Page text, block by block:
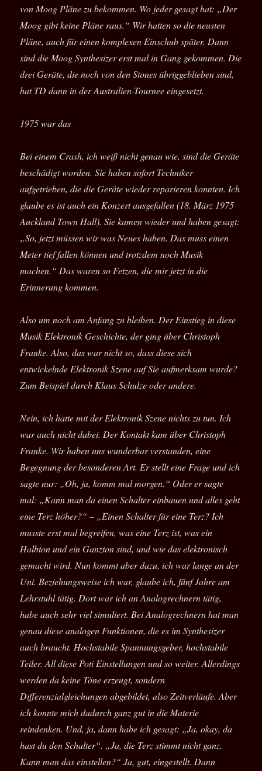
von Moog Pläne zu bekommen. Wo jeder gesagt hat: „Der
Moog gibt keine Pläne raus.“ Wir hatten so die neusten
Pläne, auch für einen komplexen Einschub später. Dann
sind die Moog Synthesizer erst mal in Gang gekommen. Die
drei Geräte, die noch von den Stones übriggeblieben sind,
hat TD dann in der Australien-Tournee eingesetzt.
1975 war das
Bei einem Crash, ich weiß nicht genau wie, sind die Geräte
beschädigt worden. Sie haben sofort Techniker
aufgetrieben, die die Geräte wieder reparieren konnten. Ich
glaube es ist auch ein Konzert ausgefallen (18. März 1975
Auckland Town Hall). Sie kamen wieder und haben gesagt:
„So, jetzt müssen wir was Neues haben. Das muss einen
Meter tief fallen können und trotzdem noch Musik
machen.“ Das waren so Fetzen, die mir jetzt in die
Erinnerung kommen.
Also um noch am Anfang zu bleiben. Der Einstieg in diese
Musik Elektronik Geschichte, der ging über Christoph
Franke. Also, das war nicht so, dass diese sich
entwickelnde Elektronik Szene auf Sie aufmerksam wurde?
Zum Beispiel durch Klaus Schulze oder andere.
Nein, ich hatte mit der Elektronik Szene nichts zu tun. Ich
war auch nicht dabei. Der Kontakt kam über Christoph
Franke. Wir haben uns wunderbar verstanden, eine
Begegnung der besonderen Art. Er stellt eine Frage und ich
sagte nur: „Oh, ja, komm mal morgen.“ Oder er sagte
mal: „Kann man da einen Schalter einbauen und alles geht
eine Terz höher?“ – „Einen Schalter für eine Terz? Ich
musste erst mal begreifen, was eine Terz ist, was ein
Halbton und ein Ganzton sind, und wie das elektronisch
gemacht wird. Nun kommt aber dazu, ich war lange an der
Uni. Beziehungsweise ich war, glaube ich, fünf Jahre am
Lehrstuhl tätig. Dort war ich an Analogrechnern tätig,
habe auch sehr viel simuliert. Bei Analogrechnern hat man
genau diese analogen Funktionen, die es im Synthesizer
auch braucht. Hochstabile Spannungsgeber, hochstabile
Teiler. All diese Poti Einstellungen und so weiter. Allerdings
werden da keine Töne erzeugt, sondern
Differenzialgleichungen abgebildet, also Zeitverläufe. Aber
ich konnte mich dadurch ganz gut in die Materie
reindenken. Und, ja, dann habe ich gesagt: „Ja, okay, da
hast du den Schalter“. „Ja, die Terz stimmt nicht ganz.
Kann man das einstellen?“ Ja, gut, eingestellt. Dann